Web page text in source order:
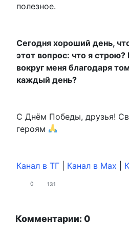
полезное.
Сегодня хороший день,
этот вопрос: что я
вокруг меня благодаря
каждый день?
С Днём Победы, друзья!
героям
Канал в ТГ Канал в Max
0 131
Комментарии: 0